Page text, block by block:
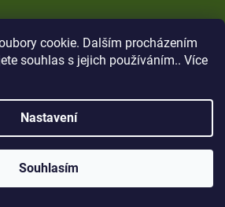
cookie. Dalším procházením
souhlas s jejich používáním.. Více
Nastavení
Souhlasím
CARP Brothers. Všechna práva